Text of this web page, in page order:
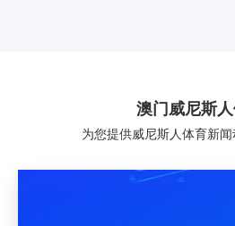
澳门威尼斯
为您提供威尼斯人体育新